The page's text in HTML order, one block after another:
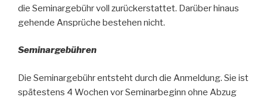
die Seminargebühr voll zurückerstattet. Darüber hinaus
gehende Ansprüche bestehen nicht.
Seminargebühren
Die Seminargebühr entsteht durch die Anmeldung. Sie ist
spätestens 4 Wochen vor Seminarbeginn ohne Abzug